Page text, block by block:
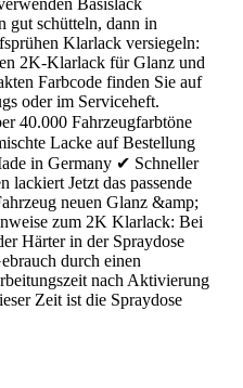
gut schütteln, dann in
Klarlack versiegeln:
2K-Klarlack für Glanz und
Farbcode finden Sie auf
oder im Serviceheft.
40.000 Fahrzeugfarbtöne
Lacke auf Bestellung
in Germany ✔ Schneller
lackiert Jetzt das passende
neuen Glanz &amp;
zum 2K Klarlack: Bei
Härter in der Spraydose
durch einen
nach Aktivierung
Zeit ist die Spraydose